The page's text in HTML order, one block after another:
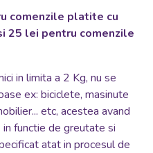
comenzile platite cu
25 lei pentru comenzile
in limita a 2 Kg, nu se
ex: biciclete, masinute
etc, acestea avand
functie de greutate si
atat in procesul de